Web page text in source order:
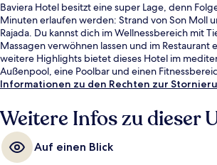
Baviera Hotel besitzt eine super Lage, denn
Minuten erlaufen werden: Strand von Son Moll
Rajada. Du kannst dich im Wellnessbereich mit
Massagen verwöhnen lassen und im Restaurant
weitere Highlights bietet dieses Hotel im
Außenpool, eine Poolbar und einen
Informationen zu den Rechten zur
Weitere Infos zu dieser
Auf einen Blick